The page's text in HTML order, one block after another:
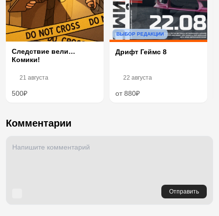
Следствие вели…
Комики!
21 августа
500₽
ВЫБОР РЕДАКЦИИ
Дрифт Геймс 8
22 августа
от 880₽
Комментарии
Отправить